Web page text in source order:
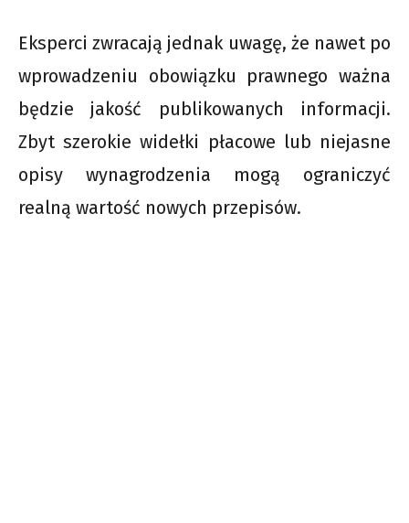
Eksperci zwracają jednak uwagę, że nawet po
wprowadzeniu obowiązku prawnego ważna
będzie jakość publikowanych informacji.
Zbyt szerokie widełki płacowe lub niejasne
opisy wynagrodzenia mogą ograniczyć
realną wartość nowych przepisów.